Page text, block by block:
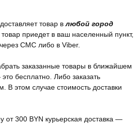
товар влюбой город
товар приедет в ваш населенный пункт,
СМС либо в Viber.
заказанные товары в ближайшем
бесплатно. Либо заказать
В этом случае стоимость доставки
от 300 BYN курьерская доставка —